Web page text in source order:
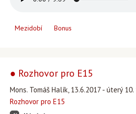
Mezidobí Bonus
● Rozhovor pro E15
Mons. Tomáš Halík, 13.6.2017 - úterý
Rozhovor pro E15